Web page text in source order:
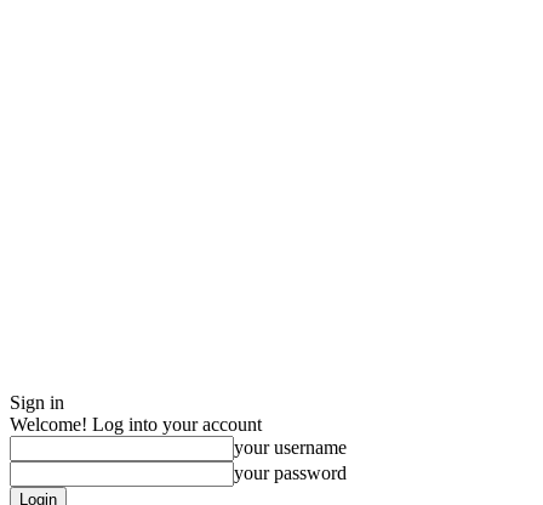
Sign in
Welcome! Log into your account
your username
your password